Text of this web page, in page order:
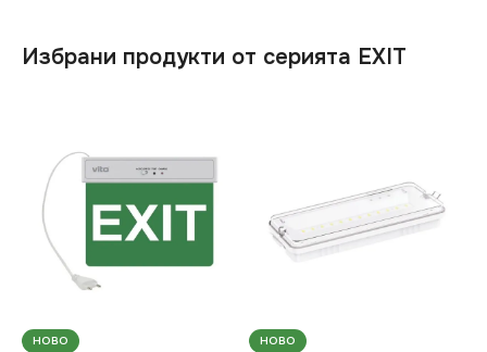
Избрани продукти от серията EXIT
НОВО НОВО